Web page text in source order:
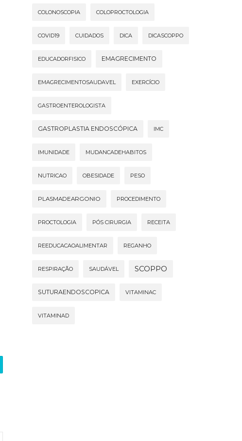
COLONOSCOPIA COLOPROCTOLOGIA
COVID19 CUIDADOS DICA DICASCOPPO
EDUCADORFISICO EMAGRECIMENTO
EMAGRECIMENTOSAUDAVEL EXERCÍCIO
GASTROENTEROLOGISTA
GASTROPLASTIA ENDOSCÓPICA IMC
IMUNIDADE MUDANCADEHABITOS
NUTRICAO OBESIDADE PESO
PLASMADEARGONIO PROCEDIMENTO
PROCTOLOGIA PÓS CIRURGIA RECEITA
REEDUCACAOALIMENTAR REGANHO
RESPIRAÇÃO SAUDÁVEL SCOPPO
SUTURAENDOSCOPICA VITAMINAC
VITAMINAD